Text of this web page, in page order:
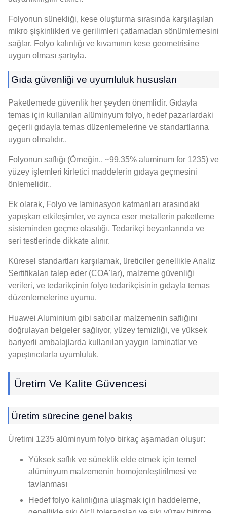
Folyonun sünekliği, kese oluşturma sırasında karşılaşılan
mikro şişkinlikleri ve gerilimleri çatlamadan sönümlemesini
sağlar, Folyo kalınlığı ve kıvamının kese geometrisine
uygun olması şartıyla.
Gıda güvenliği ve uyumluluk hususları
Paketlemede güvenlik her şeyden önemlidir. Gıdayla
temas için kullanılan alüminyum folyo, hedef pazarlardaki
geçerli gıdayla temas düzenlemelerine ve standartlarına
uygun olmalıdır..
Folyonun saflığı (Örneğin., ~99.35% aluminum for 1235) ve
yüzey işlemleri kirletici maddelerin gıdaya geçmesini
önlemelidir..
Ek olarak, Folyo ve laminasyon katmanları arasındaki
yapışkan etkileşimler, ve ayrıca eser metallerin paketleme
sisteminden geçme olasılığı, Tedarikçi beyanlarında ve
seri testlerinde dikkate alınır.
Küresel standartları karşılamak, üreticiler genellikle Analiz
Sertifikaları talep eder (COA'lar), malzeme güvenliği
verileri, ve tedarikçinin folyo tedarikçisinin gıdayla temas
düzenlemelerine uyumu.
Huawei Aluminium gibi satıcılar malzemenin saflığını
doğrulayan belgeler sağlıyor, yüzey temizliği, ve yüksek
bariyerli ambalajlarda kullanılan yaygın laminatlar ve
yapıştırıcılarla uyumluluk.
Üretim Ve Kalite Güvencesi
Üretim sürecine genel bakış
Üretimi 1235 alüminyum folyo birkaç aşamadan oluşur:
Yüksek saflık ve süneklik elde etmek için temel
alüminyum malzemenin homojenleştirilmesi ve
tavlanması
Hedef folyo kalınlığına ulaşmak için haddeleme,